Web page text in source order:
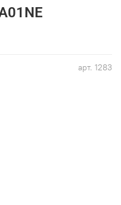
арт. 1283